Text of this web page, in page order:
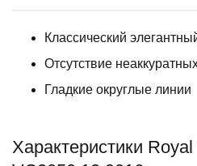
Классический
Отсутствие
Гладкие округлые линии
Характеристики